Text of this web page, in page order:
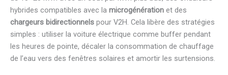
hybrides compatibles avec la microgénération et des
chargeurs bidirectionnels pour V2H. Cela libère des stratégies
simples : utiliser la voiture électrique comme buffer pendant
les heures de pointe, décaler la consommation de chauffage
de l’eau vers des fenêtres solaires et amortir les surtensions.